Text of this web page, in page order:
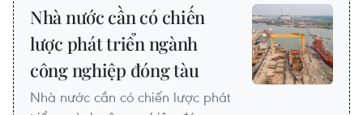
Nhà nước cần có chiến
lược phát triển ngành
công nghiệp đóng tàu
Nhà nước cần có chiến lược phát